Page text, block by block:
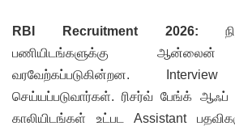
RBI Recruitment 2026:
பணியிடங்களுக்கு
வரவேற்கப்படுகின்றன.
செய்யப்படுவார்கள். ரிசர்வ் பேங்க் ஆஃப்
காலியிடங்கள் உட்பட Assistant